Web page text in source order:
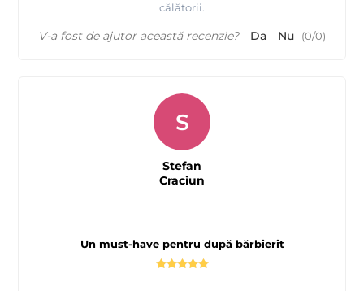
călătorii.
V-a fost de ajutor această recenzie? Da Nu (0/0)
Un must-have pentru după bărbierit
S
Stefan
Craciun